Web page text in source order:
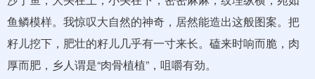
鱼鳞模样。我惊叹大自然的神奇，居然能造出这般图案。把
籽儿挖下，肥壮的籽儿几乎有一寸来长。磕来时响而脆，肉
厚而肥，乡人谓是“肉骨植植”，咀嚼有劲。